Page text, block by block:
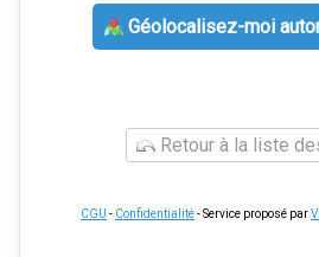
Géolocalisez-moi
Retour à la liste
CGU - Confidentialité- Service proposé par